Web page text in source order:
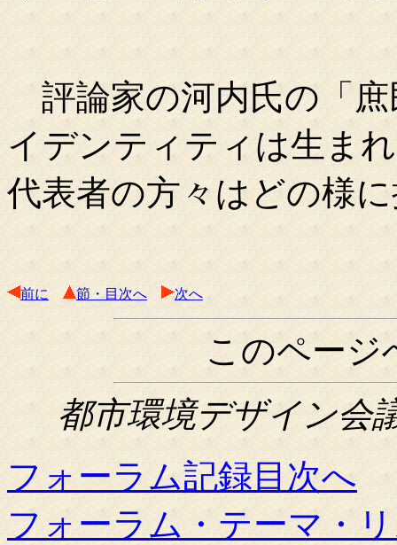
評論家の河内氏の「庶
イデンティティは生ま
代表者の方々はどの様
前に 節・目次へ 次へ
このページ
都市環境デザイン会
フォーラム記録目次へ
フォーラム・テーマ・